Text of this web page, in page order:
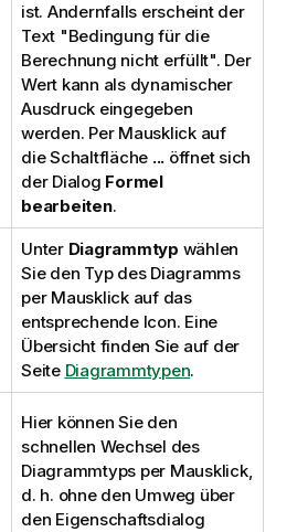
ist. Andernfalls erscheint der
Text "Bedingung für die
Berechnung nicht erfüllt". Der
Wert kann als dynamischer
Ausdruck eingegeben
werden. Per Mausklick auf
die Schaltfläche ... öffnet sich
der Dialog Formel
bearbeiten.
Unter Diagrammtyp wählen
Sie den Typ des Diagramms
per Mausklick auf das
entsprechende Icon. Eine
Übersicht finden Sie auf der
Seite Diagrammtypen.
Hier können Sie den
schnellen Wechsel des
Diagrammtyps per Mausklick,
d. h. ohne den Umweg über
den Eigenschaftsdialog